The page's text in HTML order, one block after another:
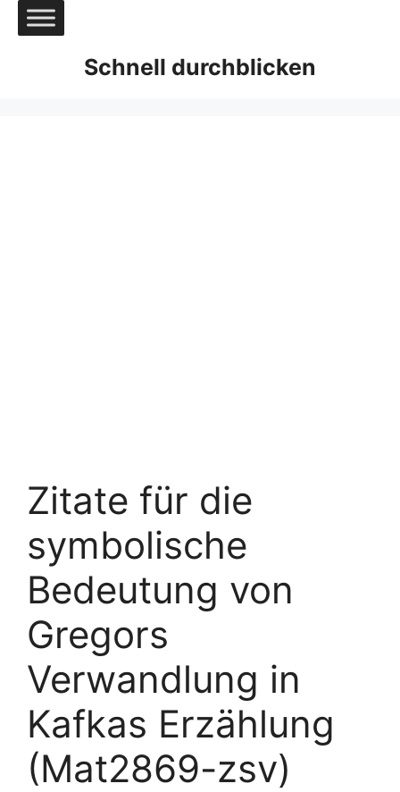
Zum
Inhalt
Schnell durchblicken
Zitate für die
symbolische
Bedeutung von
Gregors
Verwandlung in
Kafkas Erzählung
(Mat2869-zsv)